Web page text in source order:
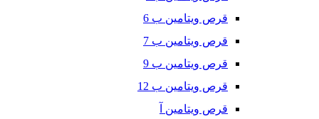
قرص ویتامین ب 6
قرص ویتامین ب 7
قرص ویتامین ب 9
قرص ویتامین ب 12
قرص ویتامین آ